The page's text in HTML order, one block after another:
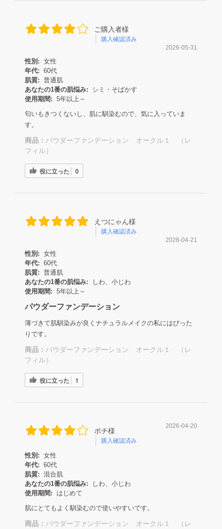
ご購入者様
購入確認済み
2026-05-31
性別: 女性
年代: 60代
肌質: 普通肌
あなたの1番の肌悩み:
シミ・そばかす
使用期間: 5年以上～
匂いもきつくないし、肌に馴染むので、気に入っていま
す。
商品： パウダーファンデーション オークル１ （レ
フィル）
役に立った 0
えつにゃん様
購入確認済み
2026-04-21
性別: 女性
年代: 60代
肌質: 普通肌
あなたの1番の肌悩み:
しわ、小じわ
使用期間: 5年以上～
パウダーファンデーション
薄づきて肌馴染みが良くナチュラルメイクの私にはぴった
りです。
商品： パウダーファンデーション オークル１ （レ
フィル）
役に立った 1
ポチ様
購入確認済み
2026-04-20
性別: 女性
年代: 60代
肌質: 混合肌
あなたの1番の肌悩み:
しわ、小じわ
使用期間:
はじめて
肌にとてもよく馴染むので使いやすいです。
商品： パウダーファンデーション オークル１ （レ